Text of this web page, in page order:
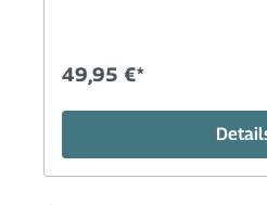
49,95 €*